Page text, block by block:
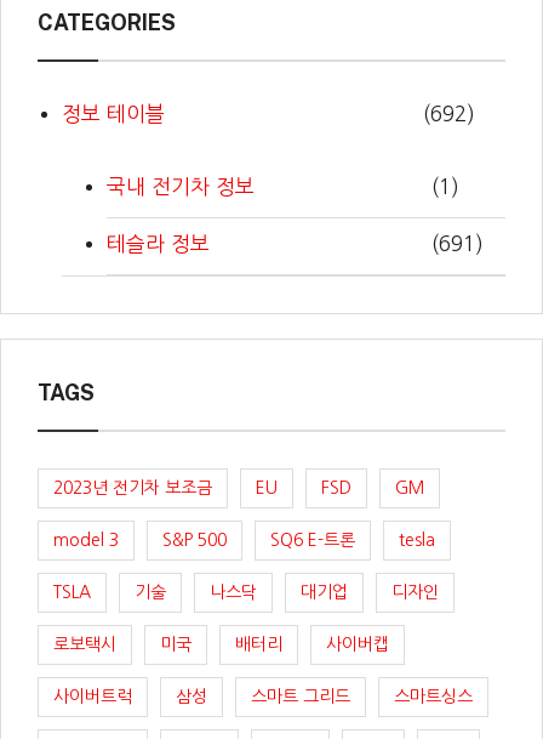
CATEGORIES
정보 테이블 (692)
국내 전기차 정보 (1)
테슬라 정보 (691)
TAGS
2023년 전기차 보조금 EU FSD GM
model 3 S&P 500 SQ6 E-트론 tesla
TSLA 기술 나스닥 대기업 디자인
로보택시 미국 배터리 사이버캡
사이버트럭 삼성 스마트 그리드 스마트싱스